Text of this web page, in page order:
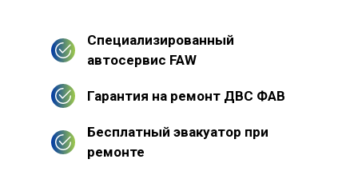
Специализированный
автосервис FAW
Гарантия на ремонт ДВС ФАВ
Бесплатный эвакуатор при
ремонте